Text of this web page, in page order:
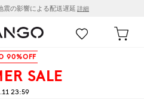
震の影響による配送遅延 詳細
90%OFF
SALE
23:59